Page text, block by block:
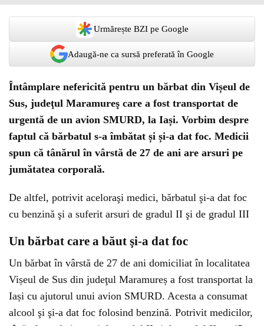
Urmărește BZI pe Google
Adaugă-ne ca sursă preferată în Google
Întâmplare nefericită pentru un bărbat din Vișeul de
Sus, judeţul Maramureş care a fost transportat de
urgentă de un avion SMURD, la Iași. Vorbim despre
faptul că bărbatul s-a îmbătat și și-a dat foc. Medicii
spun că tânărul în vârstă de 27 de ani are arsuri pe
jumătatea corporală.
De altfel, potrivit aceloraşi medici, bărbatul şi-a dat foc
cu benzină şi a suferit arsuri de gradul II şi de gradul III
Un bărbat care a băut şi-a dat foc
Un bărbat în vârstă de 27 de ani domiciliat în localitatea
Vișeul de Sus din judeţul Maramureș a fost transportat la
Iași cu ajutorul unui avion SMURD. Acesta a consumat
alcool şi şi-a dat foc folosind benzină. Potrivit medicilor,